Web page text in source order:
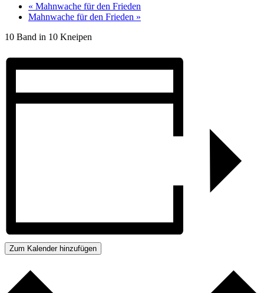
« Mahnwache für den Frieden
Mahnwache für den Frieden »
10 Band in 10 Kneipen
Zum Kalender hinzufügen